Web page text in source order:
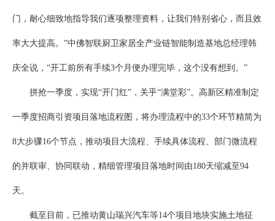
门，耐心细致地指导我们逐项整理资料，让我们特别省心，而且效
率大大提高。”中佛智联厨卫家居全产业链智能制造基地总经理韩
庆全说，“开工前所有手续3个月便办理完毕，这个没有想到。”
拼抢一季度，实现“开门红”，关乎“满堂彩”。高新区精准制定
一季度招商引资项目落地流程图，将办理流程中的33个环节精简为
8大步骤16个节点，推动项目大流程、手续具体流程、部门微流程
的并联审、协同联动，精细管理项目落地时间由180天缩减至94
天。
截至目前，已推动黄山瑞兴汽车等14个项目地块实施土地征